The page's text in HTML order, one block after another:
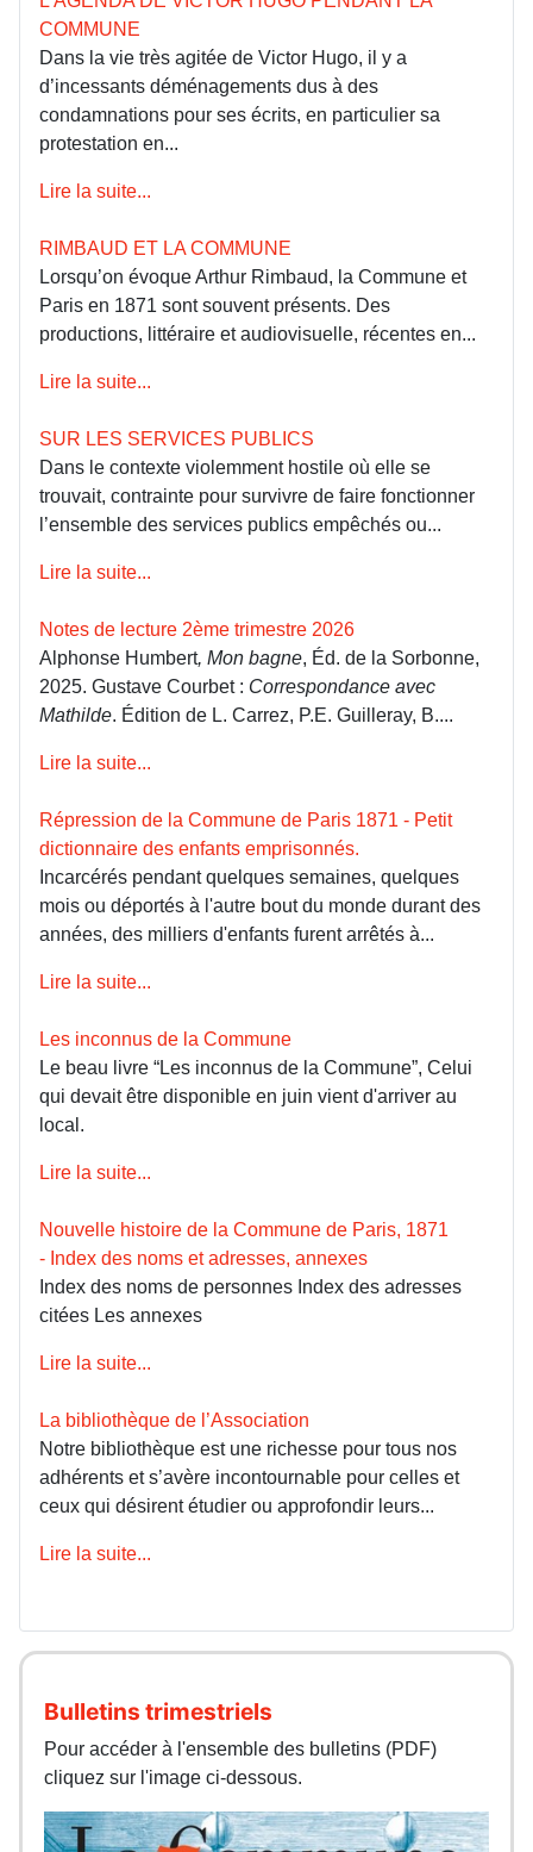
COMMUNE
Dans la vie très agitée de Victor Hugo, il y a
d’incessants déménagements dus à des
condamnations pour ses écrits, en particulier sa
protestation en...
Lire la suite...
RIMBAUD ET LA COMMUNE
Lorsqu’on évoque Arthur Rimbaud, la Commune et
Paris en 1871 sont souvent présents. Des
productions, littéraire et audiovisuelle, récentes en...
Lire la suite...
SUR LES SERVICES PUBLICS
Dans le contexte violemment hostile où elle se
trouvait, contrainte pour survivre de faire fonctionner
l’ensemble des services publics empêchés ou...
Lire la suite...
Notes de lecture 2ème trimestre 2026
Alphonse Humbert, Mon bagne, Éd. de la Sorbonne,
2025. Gustave Courbet : Correspondance avec
Mathilde. Édition de L. Carrez, P.E. Guilleray, B....
Lire la suite...
Répression de la Commune de Paris 1871 - Petit
dictionnaire des enfants emprisonnés.
Incarcérés pendant quelques semaines, quelques
mois ou déportés à l'autre bout du monde durant des
années, des milliers d'enfants furent arrêtés à...
Lire la suite...
Les inconnus de la Commune
Le beau livre “Les inconnus de la Commune”, Celui
qui devait être disponible en juin vient d'arriver au
local.
Lire la suite...
Nouvelle histoire de la Commune de Paris, 1871
- Index des noms et adresses, annexes
Index des noms de personnes Index des adresses
citées Les annexes
Lire la suite...
La bibliothèque de l’Association
Notre bibliothèque est une richesse pour tous nos
adhérents et s’avère incontournable pour celles et
ceux qui désirent étudier ou approfondir leurs...
Lire la suite...
Bulletins trimestriels
Pour accéder à l'ensemble des bulletins (PDF)
cliquez sur l'image ci-dessous.